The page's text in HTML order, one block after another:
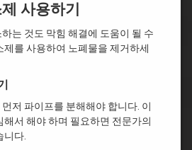
사용하기
는 것도 막힘 해결에 도움이 될 수
제를 사용하여 노폐물을 제거하세
저 파이프를 분해해야 합니다. 이
해서 해야 하며 필요하면 전문가의
니다.